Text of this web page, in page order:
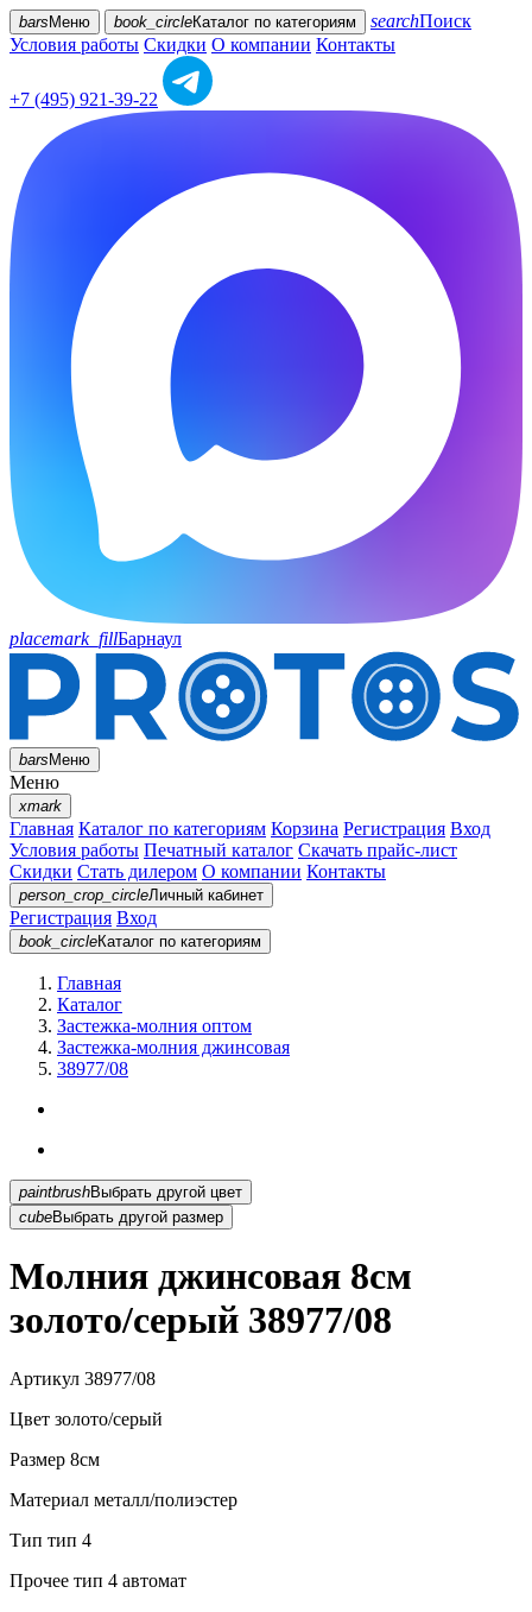
bars Меню book_circleКаталог по категориям searchПоиск
Условия работы Скидки О компании Контакты
+7 (495) 921-39-22
placemark_fillБарнаул
barsМеню
Меню
xmark
Главная Каталог по категориям Корзина Регистрация Вход
Условия работы Печатный каталог Скачать прайс-лист
Скидки Стать дилером О компании Контакты
person_crop_circleЛичный кабинет
Регистрация Вход
book_circleКаталог по категориям
Главная
Каталог
Застежка-молния оптом
Застежка-молния джинсовая
38977/08
paintbrush
Выбрать другой цвет
cubeВыбрать другой размер
Молния джинсовая 8см
золото/серый 38977/08
Артикул 38977/08
Цвет золото/серый
Размер 8см
Материал металл/полиэстер
Тип тип 4
Прочее тип 4 автомат